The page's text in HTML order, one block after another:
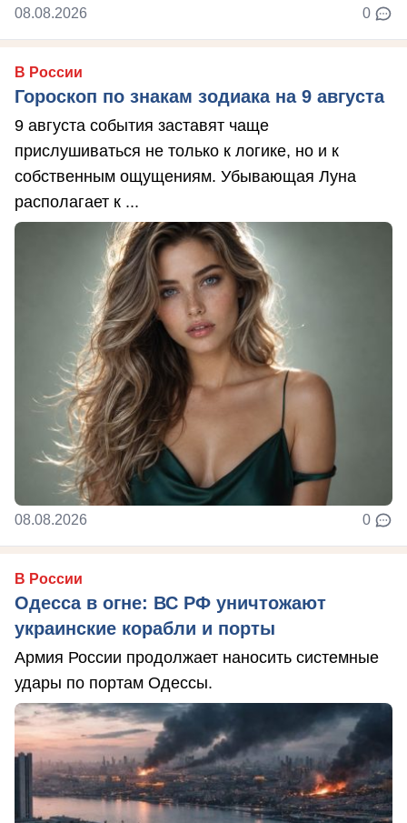
08.08.2026 0
В России
Гороскоп по знакам зодиака на 9 августа
9 августа события заставят чаще
прислушиваться не только к логике, но и к
собственным ощущениям. Убывающая Луна
располагает к ...
08.08.2026 0
В России
Одесса в огне: ВС РФ уничтожают
украинские корабли и порты
Армия России продолжает наносить системные
удары по портам Одессы.